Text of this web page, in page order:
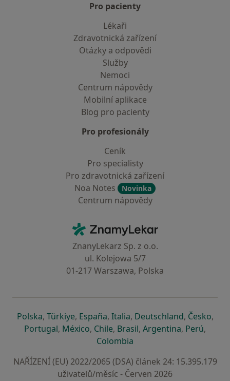
Pro pacienty
Lékaři
Zdravotnická zařízení
Otázky a odpovědi
Služby
Nemoci
Centrum nápovědy
Mobilní aplikace
Blog pro pacienty
Pro profesionály
Ceník
Pro specialisty
Pro zdravotnická zařízení
Noa Notes
Novinka
Centrum nápovědy
ZnamyLekar - Hlavní stránka
ZnanyLekarz Sp. z o.o.
ul. Kolejowa 5/7
01-217 Warszawa, Polska
Polskase otevře v nové záložce
, Türkiyese otevře v nové záložce
, Españase otevře v nové záložce
, Italiase otevře v nové záložce
, Deutschlandse otevře v
, Českose
,
Portugalse otevře v nové záložce
, Méxicose otevře v nové záložce
, Chilese otevře v nové záložce
, Brasilse otevře v nové
, Argentinase otevře v
, Perúse
,
Colombia
NAŘÍZENÍ (EU) 2022/2065 (DSA) článek 24: 15.395.179
uživatelů/měsíc - Červen 2026